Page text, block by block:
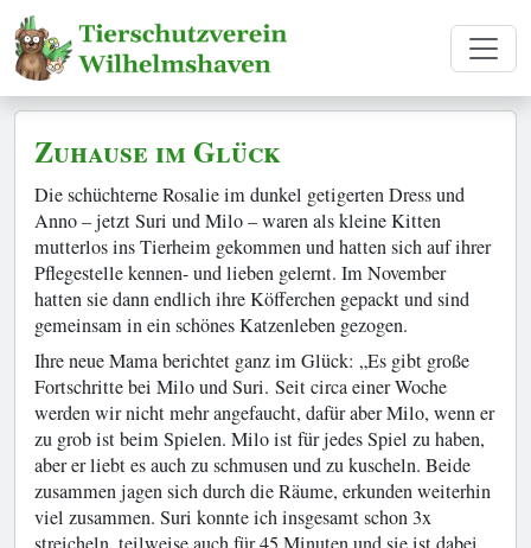
Zuhause im Glück
Die schüchterne Rosalie im dunkel getigerten Dress und
Anno – jetzt Suri und Milo – waren als kleine Kitten
mutterlos ins Tierheim gekommen und hatten sich auf ihrer
Pflegestelle kennen- und lieben gelernt. Im November
hatten sie dann endlich ihre Köfferchen gepackt und sind
gemeinsam in ein schönes Katzenleben gezogen.
Ihre neue Mama berichtet ganz im Glück: „Es gibt große
Fortschritte bei Milo und Suri. Seit circa einer Woche
werden wir nicht mehr angefaucht, dafür aber Milo, wenn er
zu grob ist beim Spielen. Milo ist für jedes Spiel zu haben,
aber er liebt es auch zu schmusen und zu kuscheln. Beide
zusammen jagen sich durch die Räume, erkunden weiterhin
viel zusammen. Suri konnte ich insgesamt schon 3x